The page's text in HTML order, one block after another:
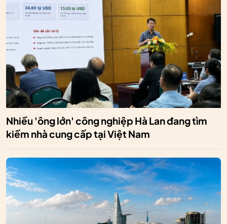
Nhiều 'ông lớn' công nghiệp Hà Lan đang tìm
kiếm nhà cung cấp tại Việt Nam